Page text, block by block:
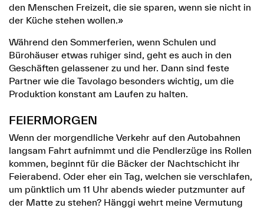
den Menschen Freizeit, die sie sparen, wenn sie nicht in
der Küche stehen wollen.»
Während den Sommerferien, wenn Schulen und
Bürohäuser etwas ruhiger sind, geht es auch in den
Geschäften gelassener zu und her. Dann sind feste
Partner wie die Tavolago besonders wichtig, um die
Produktion konstant am Laufen zu halten.
FEIERMORGEN
Wenn der morgendliche Verkehr auf den Autobahnen
langsam Fahrt aufnimmt und die Pendlerzüge ins Rollen
kommen, beginnt für die Bäcker der Nachtschicht ihr
Feierabend. Oder eher ein Tag, welchen sie verschlafen,
um pünktlich um 11 Uhr abends wieder putzmunter auf
der Matte zu stehen? Hänggi wehrt meine Vermutung